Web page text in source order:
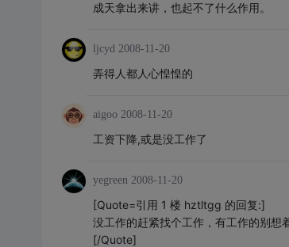
成天拿出来讲，也起不了什么作用。
ljcyd 2008-11-20
弄得人都人心惶惶的
aigoo 2008-11-20
工资下降,或是没工作了
yegreen 2008-11-20
[Quote=引用 1 楼 hztltgg 的回复:]
没工作的赶紧找个工作，有工作的别想
[/Quote]